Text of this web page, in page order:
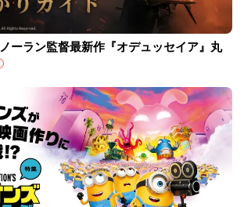
ーラン監督最新作『オデュッセイア』丸